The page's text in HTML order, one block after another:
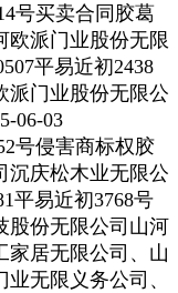
号买卖合同胶葛
欧派门业股份无限
平易近初2438
派门业股份无限公
06-03
号侵害商标权胶
沉庆松木业无限公
平易近初3768号
股份无限公司山河
家居无限公司、山
无限义务公司、